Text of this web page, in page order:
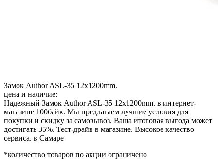
Замок Author ASL-35 12x1200mm.
цена и наличие:
Надежный Замок Author ASL-35 12x1200mm. в интернет-
магазине 100байк. Мы предлагаем лучшие условия для
покупки и скидку за самовывоз. Ваша итоговая выгода может
достигать 35%. Тест-драйв в магазине. Высокое качество
сервиса. в Самаре
*количество товаров по акции ограничено